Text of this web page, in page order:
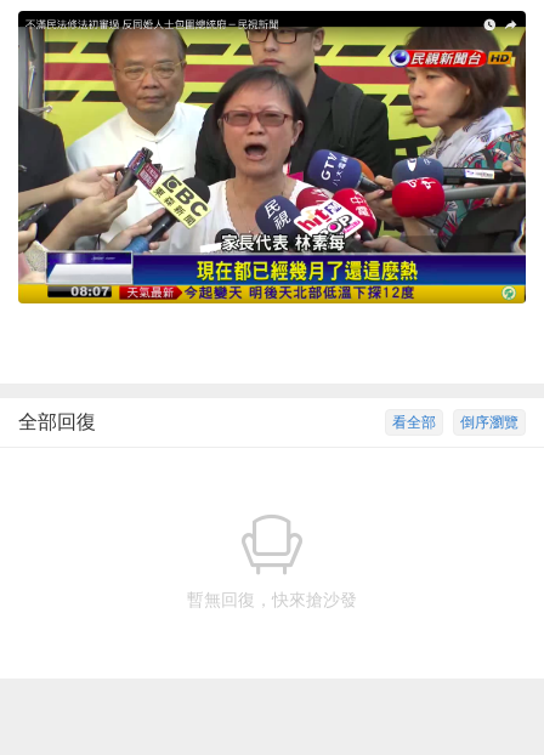
倒序瀏覽
看全部
全部回復
暫無回復，快來搶沙發